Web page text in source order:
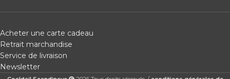
Acheter une carte cadeau
Retrait marchandise
Service de livraison
Newsletter